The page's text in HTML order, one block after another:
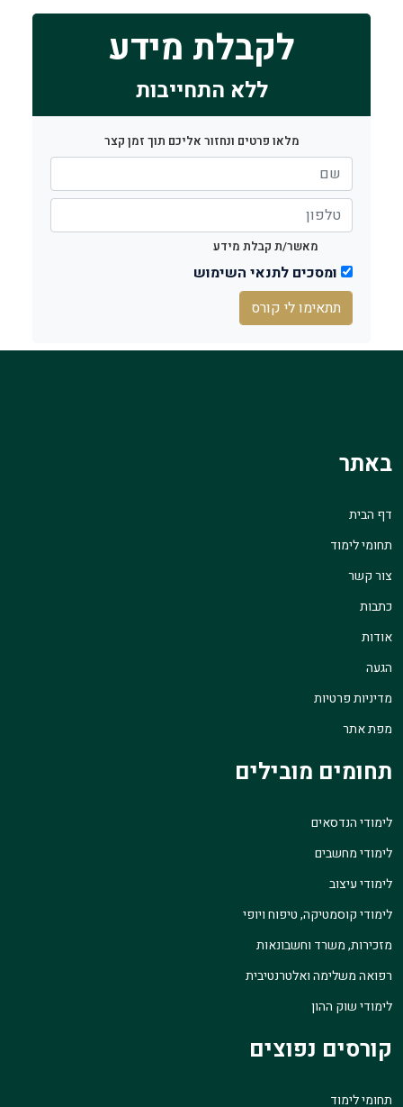
לקבלת מידע
ללא התחייבות
מלאו פרטים ונחזור אליכם תוך זמן קצר
מאשר/ת קבלת מידע
ומסכים לתנאי השימוש
תתאימו לי קורס
באתר
דף הבית
תחומי לימוד
צור קשר
כתבות
אודות
הגעה
מדיניות פרטיות
מפת אתר
תחומים מובילים
לימודי הנדסאים
לימודי מחשבים
לימודי עיצוב
לימודי קוסמטיקה, טיפוח ויופי
מזכירות, משרד וחשבונאות
רפואה משלימה ואלטרנטיבית
לימודי שוק ההון
קורסים נפוצים
תחומי לימוד